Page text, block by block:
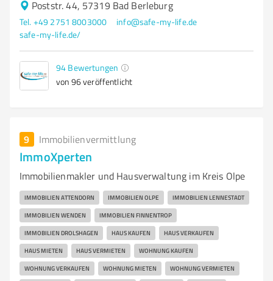
Poststr. 44, 57319 Bad Berleburg
Tel. +49 2751 8003000
info@safe-my-life.de
safe-my-life.de/
94 Bewertungen
von 96 veröffentlicht
9 Immobilienvermittlung
ImmoXperten
Immobilienmakler und Hausverwaltung im Kreis Olpe
IMMOBILIEN ATTENDORN IMMOBILIEN OLPE IMMOBILIEN LENNESTADT
IMMOBILIEN WENDEN IMMOBILIEN FINNENTROP
IMMOBILIEN DROLSHAGEN HAUS KAUFEN HAUS VERKAUFEN
HAUS MIETEN HAUS VERMIETEN WOHNUNG KAUFEN
WOHNUNG VERKAUFEN WOHNUNG MIETEN WOHNUNG VERMIETEN